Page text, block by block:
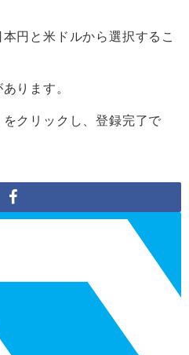
円と米ドルから選択するこ
ります。
クリックし、登録完了で